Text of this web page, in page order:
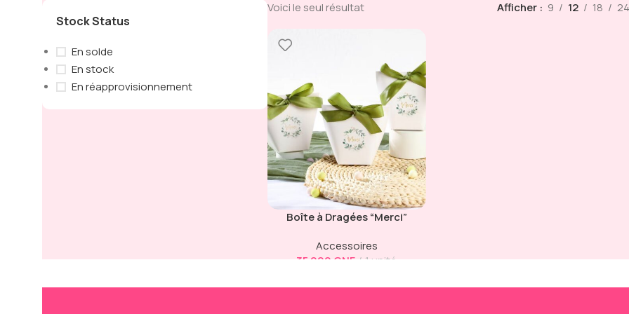
Stock Status
En solde
En stock
En réapprovisionnement
Voici le seul résultat Afficher 9 12 18
Boîte à Dragées “Merci”
avec Ruban Vert Olive
Accessoires
35 000 GNF 1 unité